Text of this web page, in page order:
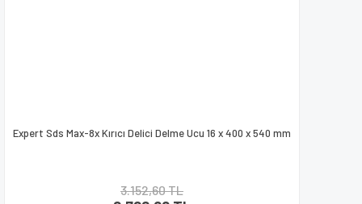
Expert Sds Max-8x Kırıcı Delici Delme Ucu 16 x 400 x 540 mm
3.152,60 TL